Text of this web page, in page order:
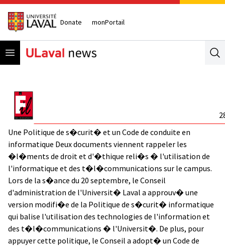
Donate monPortail
Open menu
Une Politique de s�curit� et un Code de conduite en
informatique Deux documents viennent rappeler les
�l�ments de droit et d'�thique reli�s � l'utilisation de
l'informatique et des t�l�communications sur le campus.
Lors de la s�ance du 20 septembre, le Conseil
d'administration de l'Universit� Laval a approuv� une
version modifi�e de la Politique de s�curit� informatique
qui balise l'utilisation des technologies de l'information et
des t�l�communications � l'Universit�. De plus, pour
appuyer cette politique, le Conseil a adopt� un Code de